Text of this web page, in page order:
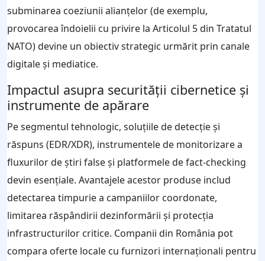
subminarea coeziunii alianțelor (de exemplu,
provocarea îndoielii cu privire la Articolul 5 din Tratatul
NATO) devine un obiectiv strategic urmărit prin canale
digitale și mediatice.
Impactul asupra securității cibernetice și
instrumente de apărare
Pe segmentul tehnologic, soluțiile de detecție și
răspuns (EDR/XDR), instrumentele de monitorizare a
fluxurilor de știri false și platformele de fact-checking
devin esențiale. Avantajele acestor produse includ
detectarea timpurie a campaniilor coordonate,
limitarea răspândirii dezinformării și protecția
infrastructurilor critice. Companii din România pot
compara oferte locale cu furnizori internaționali pentru